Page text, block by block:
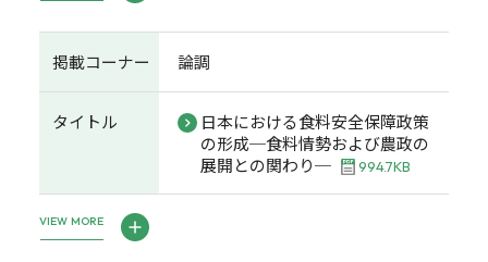
掲載コーナー 論調
タイトル
日本における食料安全保障政策
の形成─食料情勢および農政の
展開との関わり─
994.7KB
VIEW MORE